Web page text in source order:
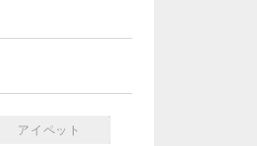
アイペット